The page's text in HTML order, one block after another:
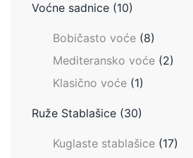
Voćne sadnice (10)
Bobičasto voće (8)
Mediteransko voće (2)
Klasično voće (1)
Ruže Stablašice (30)
Kuglaste stablašice (17)